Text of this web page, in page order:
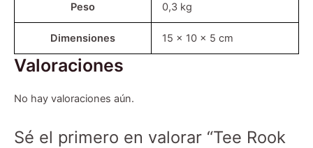
Peso 0,3 kg
Dimensiones 15 × 10 × 5 cm
Valoraciones
No hay valoraciones aún.
Sé el primero en valorar “Tee Rook